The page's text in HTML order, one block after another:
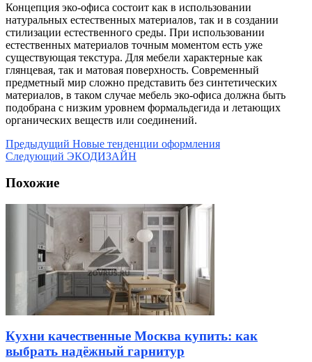
Концепция эко-офиса состоит как в использовании
натуральных естественных материалов, так и в создании
стилизации естественного среды. При использовании
естественных материалов точным моментом есть уже
существующая текстура. Для мебели характерные как
глянцевая, так и матовая поверхность. Современный
предметный мир сложно представить без синтетических
материалов, в таком случае мебель эко-офиса должна быть
подобрана с низким уровнем формальдегида и летающих
органических веществ или соединений.
Предыдущий Новые тенденции оформления
Следующий ЭКОДИЗАЙН
Похожие
Кухни качественные Москва купить: как
выбрать надёжный гарнитур